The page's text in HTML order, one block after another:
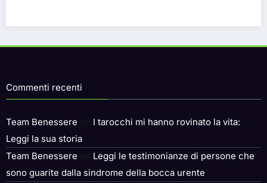
Commenti recenti
Team Benessere
I tarocchi mi hanno rovinato la vita:
Leggi la sua storia
Team Benessere
Leggi le testimonianze di persone che
sono guarite dalla sindrome della bocca urente